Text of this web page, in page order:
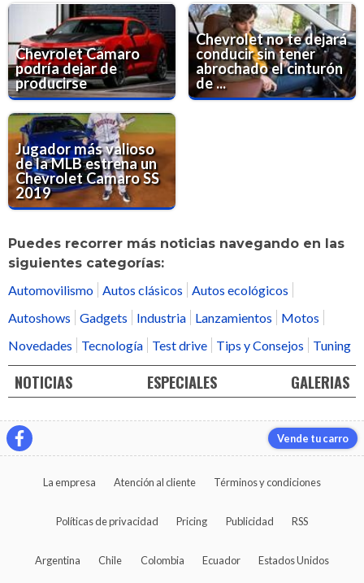
Chevrolet Camaro
podría dejar de
producirse
Chevrolet no te dejará
conducir sin tener
abrochado el cinturón
de ...
Jugador más valioso
de la MLB estrena un
Chevrolet Camaro SS
2019
Puedes recorrer más noticias navegando en las
siguientes categorías:
Automovilismo Autos clásicos
Autos ecológicos
Autoshows
Gadgets Industria Lanzamientos
Motos
Novedades
Tecnología Test drive Tips y Consejos Tuning
NOTICIAS ESPECIALES GALERIAS
Vende tu carro
La empresa Atención al cliente Términos y condiciones
Políticas de privacidad Pricing Publicidad RSS
Argentina Chile Colombia Ecuador Estados Unidos